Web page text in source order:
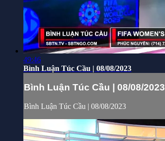
49:46
Bình Luận Túc Cầu | 08/08/2023
Bình Luận Túc Cầu | 08/08/2023
Bình Luận Túc Cầu | 08/08/2023